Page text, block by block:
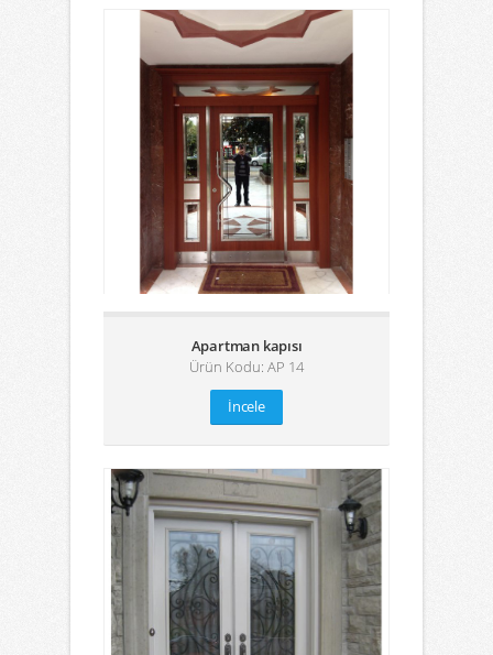
Apartman kapısı
Ürün Kodu: AP 14
İncele